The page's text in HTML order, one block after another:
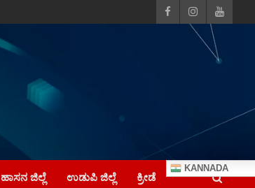
ಹಾಸನ ಜಿಲ್ಲೆ ಉಡುಪಿ ಜಿಲ್ಲೆ ಕ್ರೀಡೆ
KANNADA